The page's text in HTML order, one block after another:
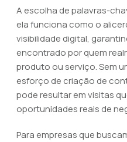
A escolha de palavras-
ela funciona como o
visibilidade digital,
encontrado por quem
produto ou serviço. Sem
esforço de criação de
pode resultar em visitas
oportunidades reais de
Para empresas que